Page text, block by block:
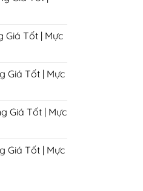
Giá Tốt | Mực
Giá Tốt | Mực
Giá Tốt | Mực
Giá Tốt | Mực